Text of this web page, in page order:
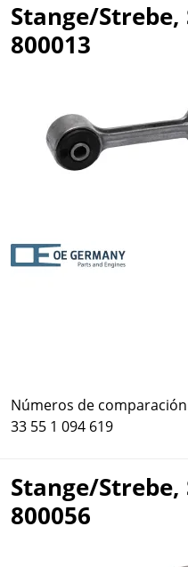
Stange/
800013
Números de
33 55 1 094 619
Stange/
800056